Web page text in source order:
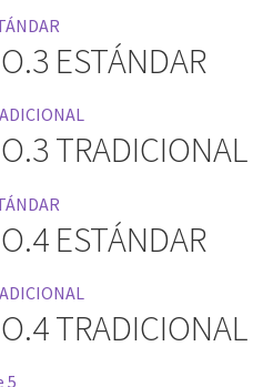
ESTÁNDAR
TRADICIONAL
ESTÁNDAR
TRADICIONAL
5